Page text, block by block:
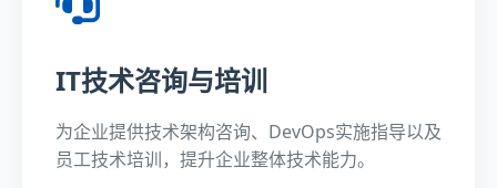
IT技术咨询与培训
为企业提供技术架构咨询、DevOps实施指导以及
员工技术培训，提升企业整体技术能力。